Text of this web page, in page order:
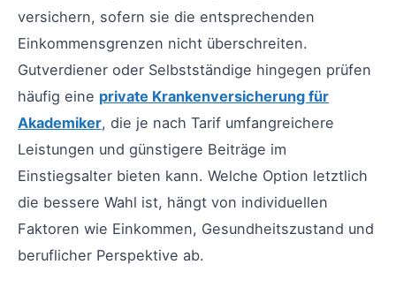
versichern, sofern sie die entsprechenden
Einkommensgrenzen nicht überschreiten.
Gutverdiener oder Selbstständige hingegen prüfen
häufig eine private Krankenversicherung für
Akademiker, die je nach Tarif umfangreichere
Leistungen und günstigere Beiträge im
Einstiegsalter bieten kann. Welche Option letztlich
die bessere Wahl ist, hängt von individuellen
Faktoren wie Einkommen, Gesundheitszustand und
beruflicher Perspektive ab.